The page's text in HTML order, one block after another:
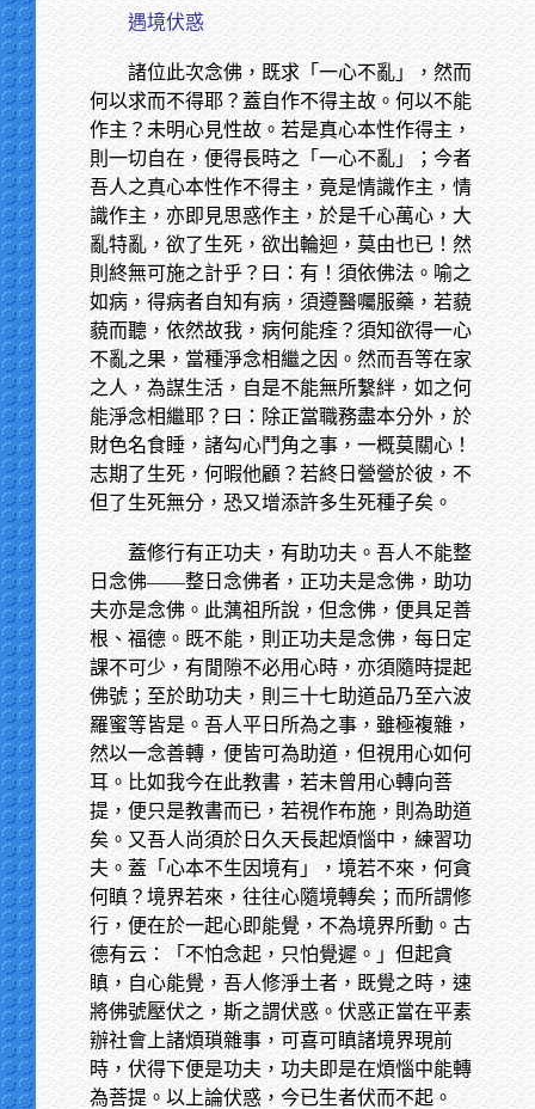
遇境伏惑
諸位此次念佛，既求「一心不亂」，然而
何以求而不得耶？蓋自作不得主故。何以不能
作主？未明心見性故。若是真心本性作得主，
則一切自在，便得長時之「一心不亂」；今者
吾人之真心本性作不得主，竟是情識作主，情
識作主，亦即見思惑作主，於是千心萬心，大
亂特亂，欲了生死，欲出輪迴，莫由也已！然
則終無可施之計乎？曰：有！須依佛法。喻之
如病，得病者自知有病，須遵醫囑服藥，若藐
藐而聽，依然故我，病何能痊？須知欲得一心
不亂之果，當種淨念相繼之因。然而吾等在家
之人，為謀生活，自是不能無所繫絆，如之何
能淨念相繼耶？曰：除正當職務盡本分外，於
財色名食睡，諸勾心鬥角之事，一概莫關心！
志期了生死，何暇他顧？若終日營營於彼，不
但了生死無分，恐又增添許多生死種子矣。
蓋修行有正功夫，有助功夫。吾人不能整
日念佛——整日念佛者，正功夫是念佛，助功
夫亦是念佛。此蕅祖所說，但念佛，便具足善
根、福德。既不能，則正功夫是念佛，每日定
課不可少，有閒隙不必用心時，亦須隨時提起
佛號；至於助功夫，則三十七助道品乃至六波
羅蜜等皆是。吾人平日所為之事，雖極複雜，
然以一念善轉，便皆可為助道，但視用心如何
耳。比如我今在此教書，若未曾用心轉向菩
提，便只是教書而已，若視作布施，則為助道
矣。又吾人尚須於日久天長起煩惱中，練習功
夫。蓋「心本不生因境有」，境若不來，何貪
何瞋？境界若來，往往心隨境轉矣；而所謂修
行，便在於一起心即能覺，不為境界所動。古
德有云：「不怕念起，只怕覺遲。」但起貪
瞋，自心能覺，吾人修淨土者，既覺之時，速
將佛號壓伏之，斯之謂伏惑。伏惑正當在平素
辦社會上諸煩瑣雜事，可喜可瞋諸境界現前
時，伏得下便是功夫，功夫即是在煩惱中能轉
為菩提。以上論伏惑，今已生者伏而不起。